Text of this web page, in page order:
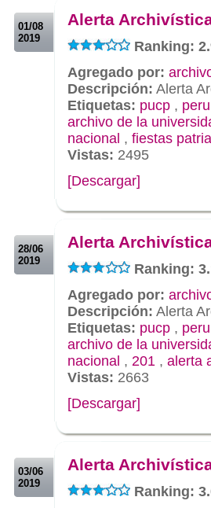
01/08
2019
Alerta Archivística
Ranking:
Agregado por:
Descripción: Alerta
Etiquetas: pucp , peru
archivo de la
nacional , fiestas
Vistas: 2495
[Descargar]
28/06
2019
Alerta
Ranking:
Agregado por:
Descripción: Alerta
Etiquetas: pucp , peru
archivo de la
nacional , 201 , alerta
Vistas: 2663
[Descargar]
03/06
2019
Alerta Archivística
Ranking: